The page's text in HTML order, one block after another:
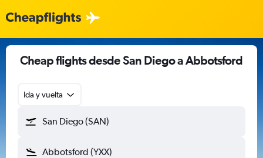
Cheap flights desde San Diego a Abbotsford
Ida y vuelta
San Diego (SAN)
Abbotsford (YXX)